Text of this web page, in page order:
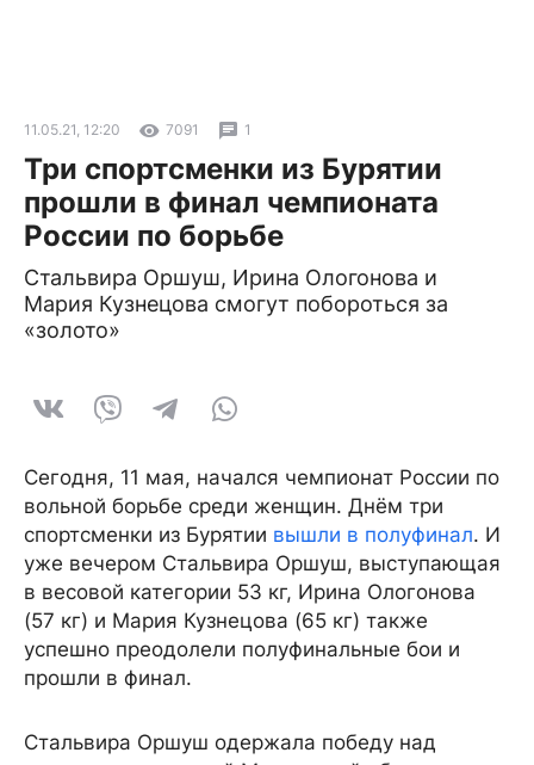
11.05.21, 12:20 7091 1
Три спортсменки из Бурятии
прошли в финал чемпионата
России по борьбе
Стальвира Оршуш, Ирина Ологонова и
Мария Кузнецова смогут побороться за
«золото»
Сегодня, 11 мая, начался чемпионат России по
вольной борьбе среди женщин. Днём три
спортсменки из Бурятии вышли в полуфинал. И
уже вечером Стальвира Оршуш, выступающая
в весовой категории 53 кг, Ирина Ологонова
(57 кг) и Мария Кузнецова (65 кг) также
успешно преодолели полуфинальные бои и
прошли в финал.
Стальвира Оршуш одержала победу над